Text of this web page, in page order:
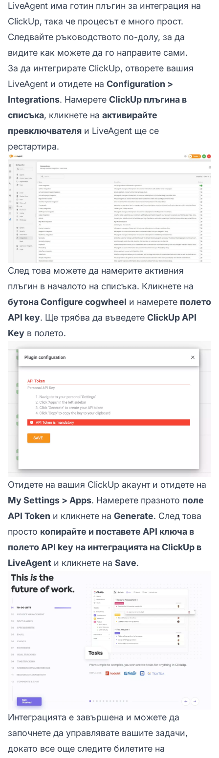
LiveAgent има готин плъгин за интеграция на
ClickUp, така че процесът е много прост.
Следвайте ръководството по-долу, за да
видите как можете да го направите сами.
За да интегрирате ClickUp, отворете вашия
LiveAgent и отидете на Configuration >
Integrations. Намерете ClickUp плъгина в
списъка, кликнете на активирайте
превключвателя и LiveAgent ще се
рестартира.
След това можете да намерите активния
плъгин в началото на списъка. Кликнете на
бутона Configure cogwheel и намерете полето
API key. Ще трябва да въведете ClickUp API
Key в полето.
Отидете на вашия ClickUp акаунт и отидете на
My Settings > Apps. Намерете празното поле
API Token и кликнете на Generate. След това
просто копирайте и поставете API ключа в
полето API key на интеграцията на ClickUp в
LiveAgent и кликнете на Save.
Интеграцията е завършена и можете да
започнете да управлявате вашите задачи,
докато все още следите билетите на